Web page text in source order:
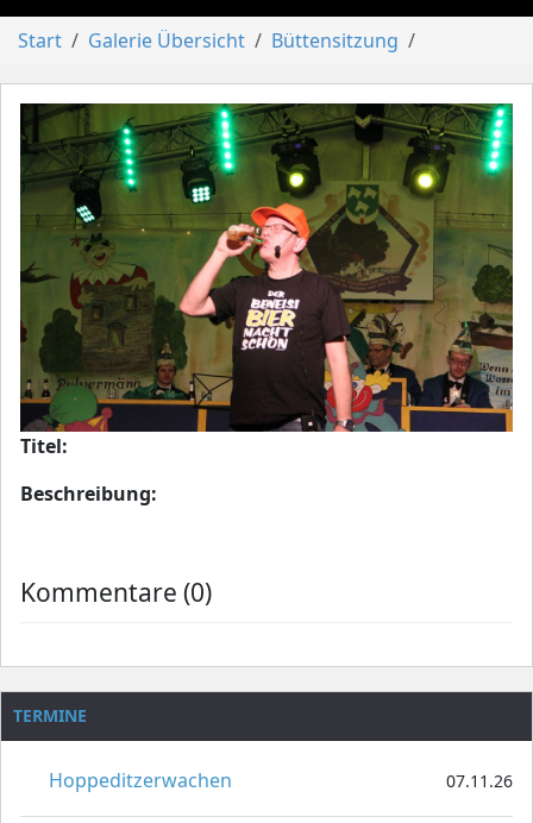
Start Galerie Übersicht Büttensitzung
Titel:
Beschreibung:
Kommentare (0)
TERMINE
Hoppeditzerwachen 07.11.26